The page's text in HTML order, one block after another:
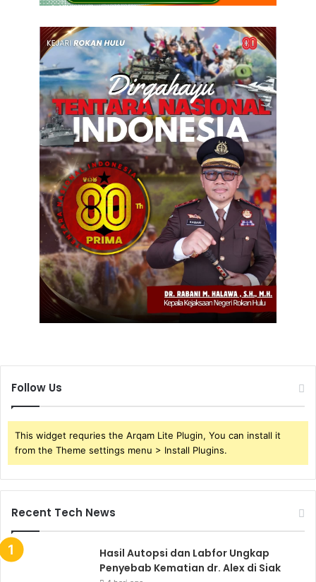
Follow Us
This widget requries the Arqam Lite Plugin, You can install it
from the Theme settings menu > Install Plugins.
Recent Tech News
Hasil Autopsi dan Labfor Ungkap
Penyebab Kematian dr. Alex di Siak